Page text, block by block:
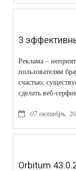
Реклама –
пользователям
счастью,
сделать веб-
07 октябрь,
Orbitum